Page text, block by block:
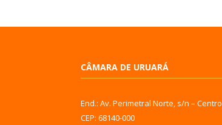
CÂMARA DE URUARÁ
End.: Av. Perimetral Norte, s/n – Centro
CEP: 68140-000